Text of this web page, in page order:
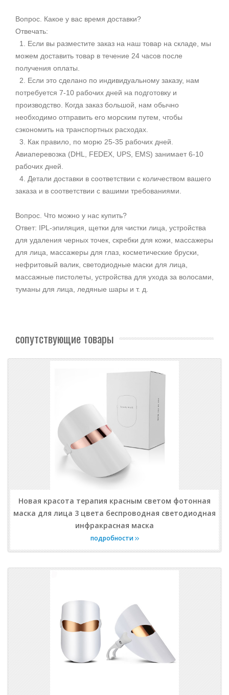
Вопрос. Какое у вас время доставки?
Отвечать:
1. Если вы разместите заказ на наш товар на складе, мы
можем доставить товар в течение 24 часов после
получения оплаты.
2. Если это сделано по индивидуальному заказу, нам
потребуется 7-10 рабочих дней на подготовку и
производство. Когда заказ большой, нам обычно
необходимо отправить его морским путем, чтобы
сэкономить на транспортных расходах.
3. Как правило, по морю 25-35 рабочих дней.
Авиаперевозка (DHL, FEDEX, UPS, EMS) занимает 6-10
рабочих дней.
4. Детали доставки в соответствии с количеством вашего
заказа и в соответствии с вашими требованиями.
Вопрос. Что можно у нас купить?
Ответ: IPL-эпиляция, щетки для чистки лица, устройства
для удаления черных точек, скребки для кожи, массажеры
для лица, массажеры для глаз, косметические бруски,
нефритовый валик, светодиодные маски для лица,
массажные пистолеты, устройства для ухода за волосами,
туманы для лица, ледяные шары и т. д.
сопутствующие товары
Новая красота терапия красным светом фотонная
маска для лица 3 цвета беспроводная светодиодная
инфракрасная маска
подробности